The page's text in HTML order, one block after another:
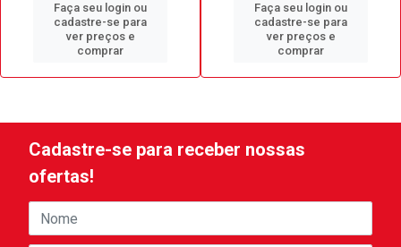
Faça seu login ou
cadastre-se para
ver preços e
comprar
Faça seu login ou
cadastre-se para
ver preços e
comprar
Cadastre-se para receber nossas
ofertas!